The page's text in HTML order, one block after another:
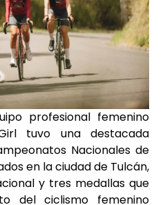
profesional femenino
tuvo una destacada
Nacionales de
en la ciudad de Tulcán,
y tres medallas que
del ciclismo femenino